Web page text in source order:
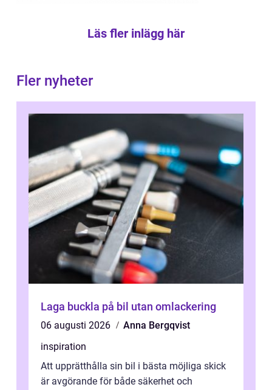
Läs fler inlägg här
Fler nyheter
Laga buckla på bil utan omlackering
06 augusti 2026
Anna Bergqvist
inspiration
Att upprätthålla sin bil i bästa möjliga skick
är avgörande för både säkerhet och